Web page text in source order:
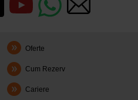
Oferte
Cum Rezerv
Cariere